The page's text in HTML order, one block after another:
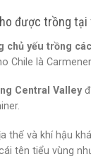
được trồng tại
chủ yếu trồng
Chile là
Central Valley
thế và khí hậu
tên tiểu vùng